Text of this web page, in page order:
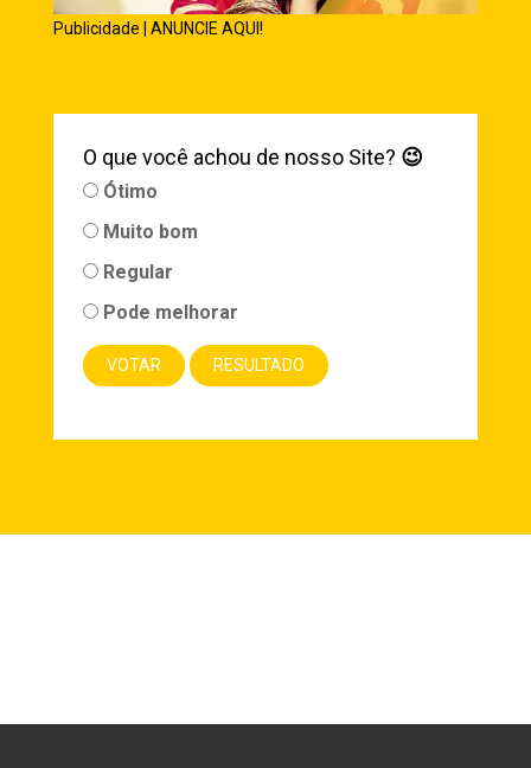
Publicidade | ANUNCIE AQUI!
O que você achou de nosso Site? 😉
Ótimo
Muito bom
Regular
Pode melhorar